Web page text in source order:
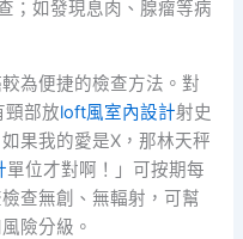
；如發現息肉、腺瘤等病
為便捷的檢查方法。對
頸部放loft風室內設計射史
果我的愛是X，那林天秤
單位才對啊！」可按期每
查無創、無輻射，可幫
險分級。